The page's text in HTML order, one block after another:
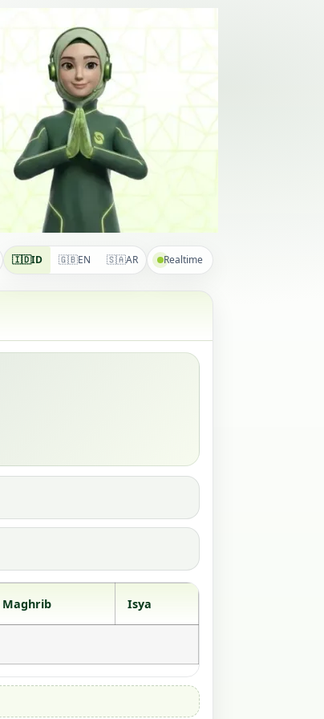
🇮🇩ID 🇬🇧EN 🇸🇦AR Realtime
Maghrib Isya